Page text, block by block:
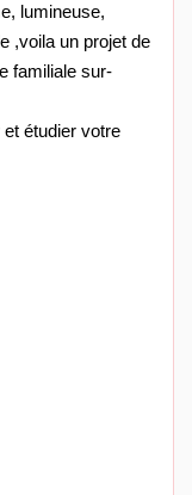
lumineuse,
,voila un projet de
familiale sur-
étudier votre